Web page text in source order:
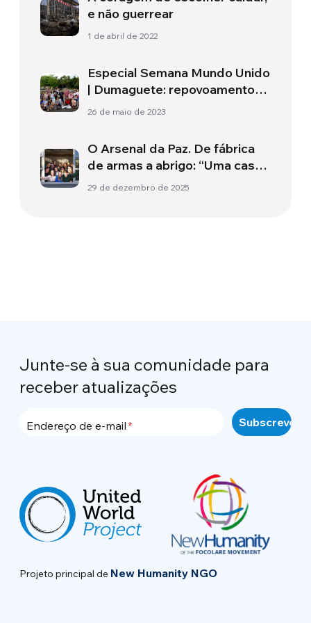
e não guerrear
1 de abril de 2022
Especial Semana Mundo Unido
| Dumaguete: repovoamento
do fundo do mar
26 de maio de 2023
O Arsenal da Paz. De fábrica
de armas a abrigo: “Uma casa
que acolhe os mais
29 de dezembro de 2025
Junte-se à sua comunidade para
receber atualizações
Endereço de e-mail
Projeto principal de New Humanity NGO